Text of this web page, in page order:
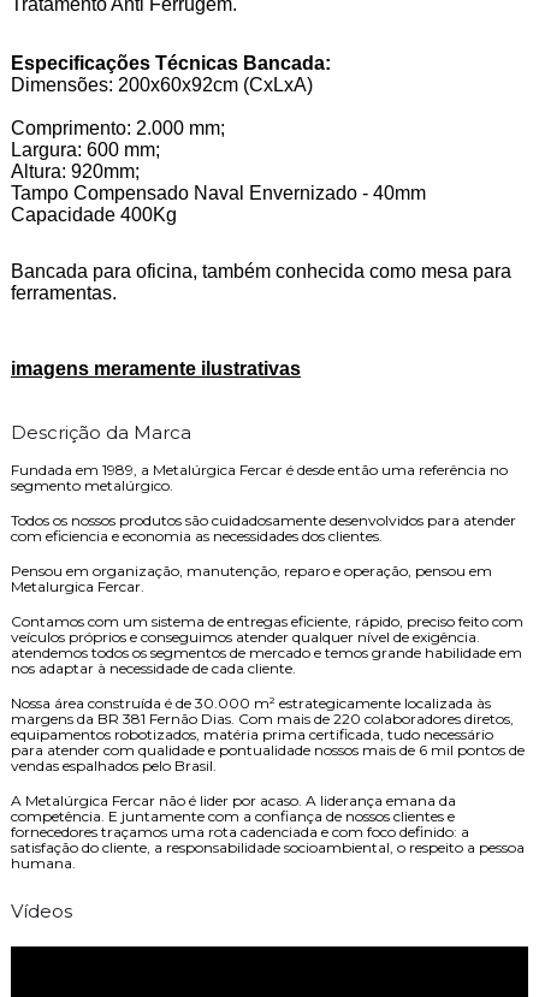
Especificações Técnicas Bancada:
Dimensões: 200x60x92cm (CxLxA)
Comprimento: 2.000 mm;
Largura: 600 mm;
Altura: 920mm;
Tampo Compensado Naval Envernizado - 40mm
Capacidade 400Kg
Bancada para oficina, também conhecida como mesa para
ferramentas.
imagens meramente ilustrativas
Descrição da Marca
Fundada em 1989, a Metalúrgica Fercar é desde então uma referência no
segmento metalúrgico.
Todos os nossos produtos são cuidadosamente desenvolvidos para atender
com eficiencia e economia as necessidades dos clientes.
Pensou em organização, manutenção, reparo e operação, pensou em
Metalurgica Fercar.
Contamos com um sistema de entregas eficiente, rápido, preciso feito com
veículos próprios e conseguimos atender qualquer nível de exigência.
atendemos todos os segmentos de mercado e temos grande habilidade em
nos adaptar à necessidade de cada cliente.
Nossa área construída é de 30.000 m² estrategicamente localizada às
margens da BR 381 Fernão Dias. Com mais de 220 colaboradores diretos,
equipamentos robotizados, matéria prima certificada, tudo necessário
para atender com qualidade e pontualidade nossos mais de 6 mil pontos de
vendas espalhados pelo Brasil.
A Metalúrgica Fercar não é lider por acaso. A liderança emana da
competência. E juntamente com a confiança de nossos clientes e
fornecedores traçamos uma rota cadenciada e com foco definido: a
satisfação do cliente, a responsabilidade socioambiental, o respeito a pessoa
humana.
Vídeos